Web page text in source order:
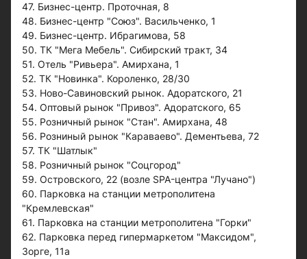
47. Бизнес-центр. Проточная, 8
48. Бизнес-центр "Союз". Васильченко, 1
49. Бизнес-центр. Ибрагимова, 58
50. ТК "Мега Мебель". Сибирский тракт, 34
51. Отель "Ривьера". Амирхана, 1
52. ТК "Новинка". Короленко, 28/30
53. Ново-Савиновский рынок. Адоратского, 21
54. Оптовый рынок "Привоз". Адоратского, 65
55. Розничный рынок "Стан". Амирхана, 48
56. Розниный рынок "Караваево". Дементьева, 72
57. ТК "Шатлык"
58. Розничный рынок "Соцгород"
59. Островского, 22 (возле SPA-центра "Лучано")
60. Парковка на станции метрополитена
"Кремлевская"
61. Парковка на станции метрополитена "Горки"
62. Парковка перед гипермаркетом "Максидом",
Зорге, 11а